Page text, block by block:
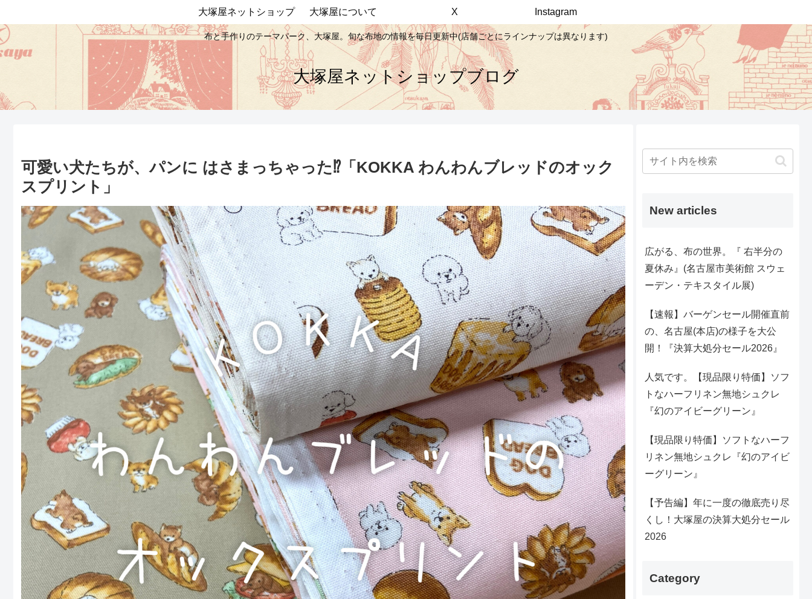
布と手作りのテーマパーク、大塚屋。旬な布地の情報を毎日更新中(店舗ごとにラインナップは異なります)
大塚屋ネットショップブログ
大塚屋ネットショップ 大塚屋について X Instagram
可愛い犬たちが、パンに はさまっちゃった⁉「KOKKA わんわんブレッドのオック
スプリント」
New articles
広がる、布の世界。『 右半分の
夏休み』(名古屋市美術館 スウェ
ーデン・テキスタイル展)
【速報】バーゲンセール開催直前
の、名古屋(本店)の様子を大公
開！『決算大処分セール2026』
人気です。【現品限り特価】ソフ
トなハーフリネン無地シュクレ
『幻のアイビーグリーン』
【現品限り特価】ソフトなハーフ
リネン無地シュクレ『幻のアイビ
ーグリーン』
【予告編】年に一度の徹底売り尽
くし！大塚屋の決算大処分セール
2026
Category